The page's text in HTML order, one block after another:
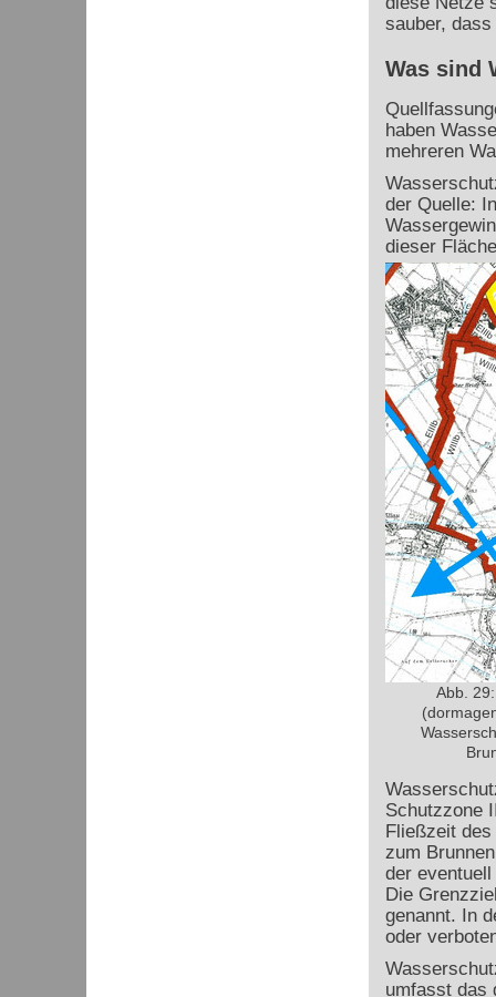
sauber,
Was sind
haben
mehreren
der Quelle:
dieser
Abb.
Schutzzone
Fließzeit
zum
der
Die
genannt. In
oder
umfasst das